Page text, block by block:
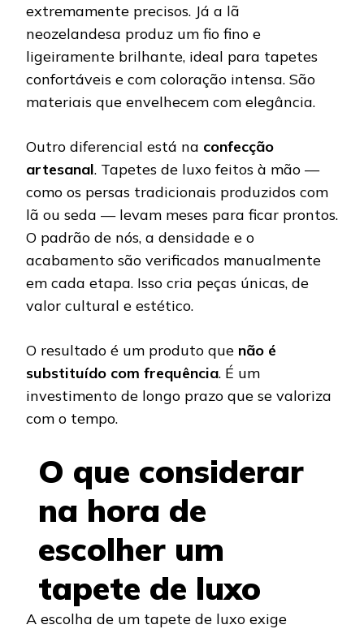
extremamente precisos. Já a lã
neozelandesa produz um fio fino e
ligeiramente brilhante, ideal para tapetes
confortáveis e com coloração intensa. São
materiais que envelhecem com elegância.
Outro diferencial está na confecção
artesanal. Tapetes de luxo feitos à mão —
como os persas tradicionais produzidos com
lã ou seda — levam meses para ficar prontos.
O padrão de nós, a densidade e o
acabamento são verificados manualmente
em cada etapa. Isso cria peças únicas, de
valor cultural e estético.
O resultado é um produto que não é
substituído com frequência. É um
investimento de longo prazo que se valoriza
com o tempo.
O que considerar
na hora de
escolher um
tapete de luxo
A escolha de um tapete de luxo exige